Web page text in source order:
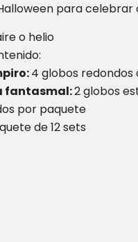
para celebrar
o helio
4 globos redondos
fantasmal:2 globos
por paquete
de 12 sets